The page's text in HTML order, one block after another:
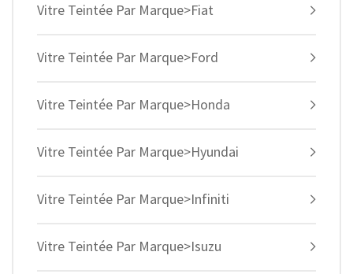
Vitre Teintée Par Marque>Fiat
Vitre Teintée Par Marque>Ford
Vitre Teintée Par Marque>Honda
Vitre Teintée Par Marque>Hyundai
Vitre Teintée Par Marque>Infiniti
Vitre Teintée Par Marque>Isuzu